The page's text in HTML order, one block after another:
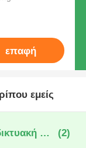
επαφή
εμείς
heat shrinkable packaging διαδικτυακή κατασκευή (2)